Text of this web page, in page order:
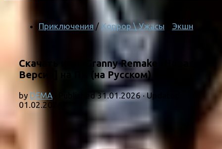
Приключения / Хоррор \ Ужасы Экшн
Скачать игру Granny Remake [Новая
Версия] на ПК (на Русском)
by DEMA · Published31.01.2026· Updated
01.02.2026